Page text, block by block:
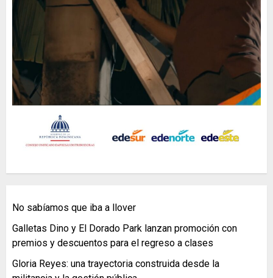
No sabíamos que iba a llover
Galletas Dino y El Dorado Park lanzan promoción con
premios y descuentos para el regreso a clases
Gloria Reyes: una trayectoria construida desde la